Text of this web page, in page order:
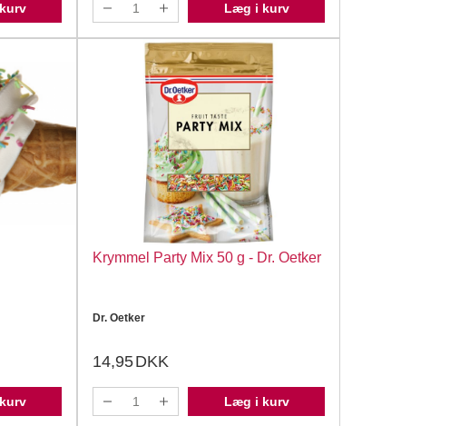
Læg i kurv
Krymmel Party Mix 50 g - Dr. Oetker
Dr. Oetker
14,95DKK
Læg i kurv